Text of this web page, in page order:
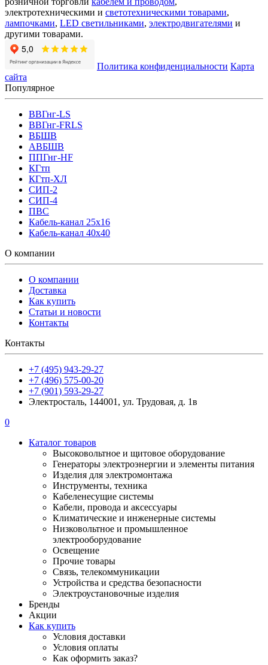
электротехническими и светотехническими товарами,
лампочками, LED светильниками, электродвигателями и
другими товарами.
Политика конфиденциальности Карта
сайта
Популярное
ВВГнг-LS
ВВГнг-FRLS
ВБШВ
АВБШВ
ППГнг-HF
КГтп
КГтп-ХЛ
СИП-2
СИП-4
ПВС
Кабель-канал 25х16
Кабель-канал 40х40
О компании
О компании
Доставка
Как купить
Статьи и новости
Контакты
Контакты
+7 (495) 943-29-27
+7 (496) 575-00-20
+7 (901) 593-29-27
Электросталь, 144001, ул. Трудовая, д. 1в
0
Каталог товаров
Высоковольтное и щитовое оборудование
Генераторы электроэнергии и элементы питания
Изделия для электромонтажа
Инструменты, техника
Кабеленесущие системы
Кабели, провода и аксессуары
Климатические и инженерные системы
Низковольтное и промышленное
электрооборудование
Освещение
Прочие товары
Связь, телекоммуникации
Устройства и средства безопасности
Электроустановочные изделия
Бренды
Акции
Как купить
Условия доставки
Условия оплаты
Как оформить заказ?